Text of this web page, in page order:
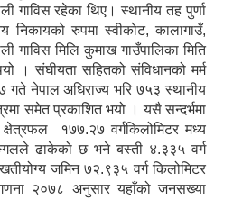
गाविस रहेका थिए। स्थानीय तह पुर्णा
निकायको रुपमा स्वीकोट, कालागाउँ,
गाविस मिलि कुमाख गाउँपालिका मिति
। संघीयता सहितको संविधानको मर्म
नेपाल अधिराज्य भरि ७५३ स्थानीय
समेत प्रकाशित भयो । यसै सन्दर्भमा
१७७.२७ वर्गकिलोमिटर मध्य
ढाकेको छ भने बस्ती ४.३३५ वर्ग
जमिन ७२.९३५ वर्ग किलोमिटर
२०७८ अनुसार यहाँको जनसख्या